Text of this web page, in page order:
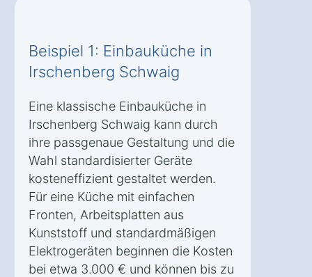
Beispiel 1: Einbauküche in
Irschenberg Schwaig
Eine klassische Einbauküche in
Irschenberg Schwaig kann durch
ihre passgenaue Gestaltung und die
Wahl standardisierter Geräte
kosteneffizient gestaltet werden.
Für eine Küche mit einfachen
Fronten, Arbeitsplatten aus
Kunststoff und standardmäßigen
Elektrogeräten beginnen die Kosten
bei etwa 3.000 € und können bis zu